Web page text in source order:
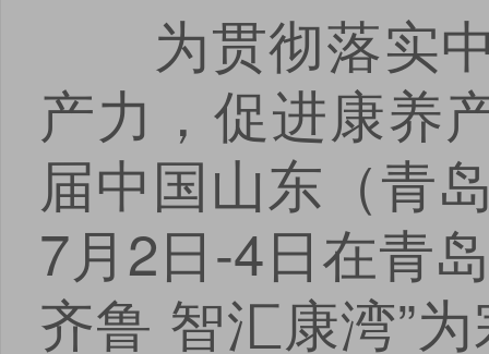
为贯彻落实中
产力，促进康养
届中国山东（青
7月2日-4日在青
齐鲁 智汇康湾”